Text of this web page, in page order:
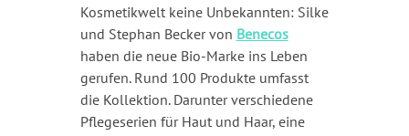
Kosmetikwelt keine Unbekannten: Silke
und Stephan Becker von Benecos
haben die neue Bio-Marke ins Leben
gerufen. Rund 100 Produkte umfasst
die Kollektion. Darunter verschiedene
Pflegeserien für Haut und Haar, eine